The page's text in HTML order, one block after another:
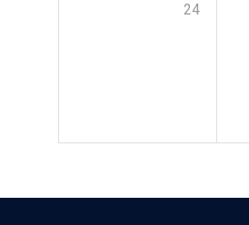
24